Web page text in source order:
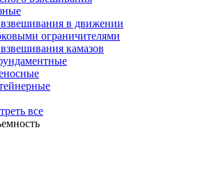
в движении
ограничителями
камазов
все